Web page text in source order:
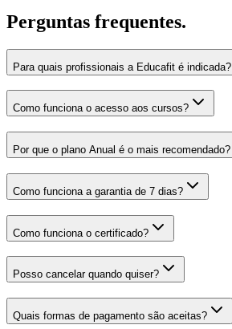
Perguntas frequentes.
Para quais profissionais a Educafit é indicada?
Como funciona o acesso aos cursos?
Por que o plano Anual é o mais recomendado?
Como funciona a garantia de 7 dias?
Como funciona o certificado?
Posso cancelar quando quiser?
Quais formas de pagamento são aceitas?